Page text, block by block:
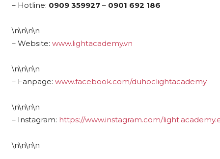
– Hotline: 0909 359927 – 0901 692 186
\n\n\n\n
– Website: www.lightacademy.vn
\n\n\n\n
– Fanpage: www.facebook.com/duhoclightacademy
\n\n\n\n
– Instagram: https://www.instagram.com/
\n\n\n\n